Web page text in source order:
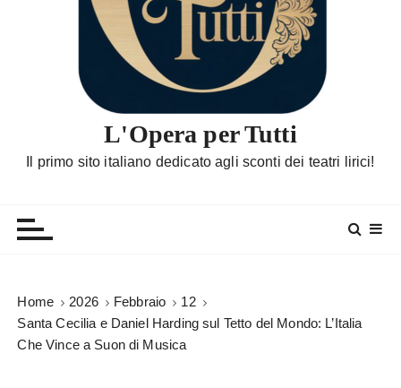
L'Opera per Tutti
Il primo sito italiano dedicato agli sconti dei teatri lirici!
Home 2026 Febbraio
12
Santa Cecilia e Daniel Harding sul Tetto del Mondo: L’Italia
Che Vince a Suon di Musica